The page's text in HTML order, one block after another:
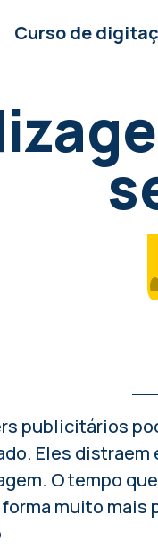
Curso de
publicitários
Eles distraem
O tempo
muito